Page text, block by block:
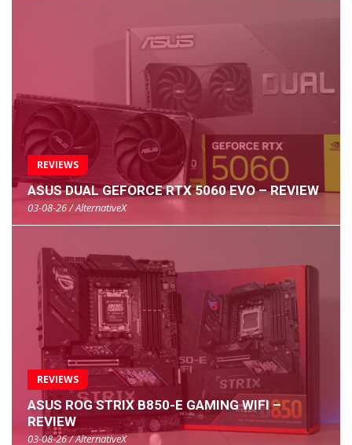
REVIEWS
ASUS DUAL GEFORCE RTX 5060 EVO – REVIEW
03-08-26 / AlternativeX
REVIEWS
ASUS ROG STRIX B850-E GAMING WIFI –
REVIEW
03-08-26 / AlternativeX